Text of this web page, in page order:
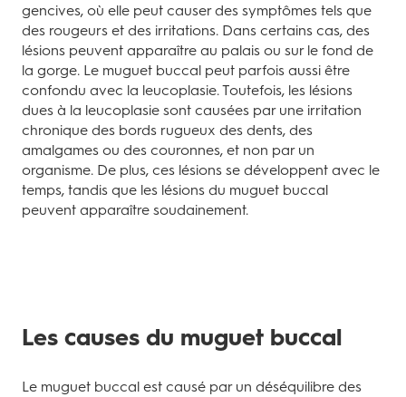
gencives, où elle peut causer des symptômes tels que
des rougeurs et des irritations. Dans certains cas, des
lésions peuvent apparaître au palais ou sur le fond de
la gorge. Le muguet buccal peut parfois aussi être
confondu avec la leucoplasie. Toutefois, les lésions
dues à la leucoplasie sont causées par une irritation
chronique des bords rugueux des dents, des
amalgames ou des couronnes, et non par un
organisme. De plus, ces lésions se développent avec le
temps, tandis que les lésions du muguet buccal
peuvent apparaître soudainement.
Les causes du muguet buccal
Le muguet buccal est causé par un déséquilibre des